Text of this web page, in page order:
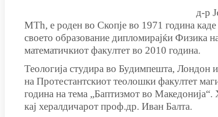
д-р
MTh, е роден во Скопје во 1971 година
своето образование дипломирајќи Физика
математичкиот факултет во 2010 година.
Теологија студира во Будимпешта, Лондон
на Протестантскиот теолошки факултет
година на тема „Баптизмот во
кај хералдичарот проф.др. Иван Балта.